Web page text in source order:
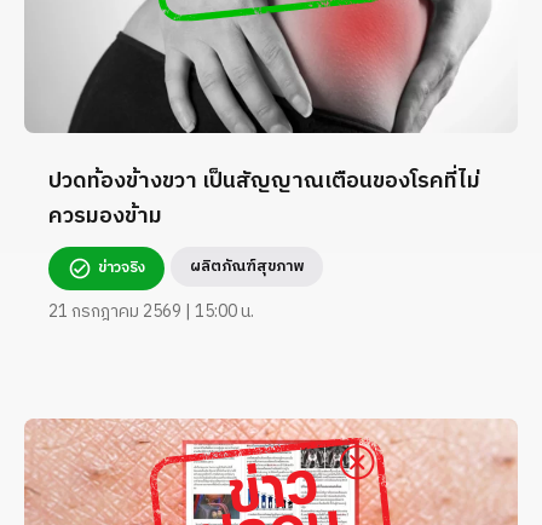
ปวดท้องข้างขวา เป็นสัญญาณเตือนของโรคที่ไม่
ควรมองข้าม
ข่าวจริง ผลิตภัณฑ์สุขภาพ
21 กรกฎาคม 2569 | 15:00 น.